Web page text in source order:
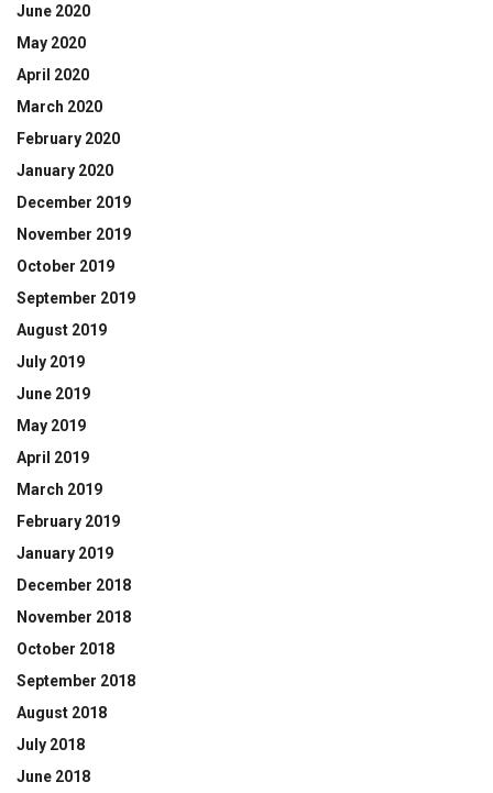
June 2020
May 2020
April 2020
March 2020
February 2020
January 2020
December 2019
November 2019
October 2019
September 2019
August 2019
July 2019
June 2019
May 2019
April 2019
March 2019
February 2019
January 2019
December 2018
November 2018
October 2018
September 2018
August 2018
July 2018
June 2018